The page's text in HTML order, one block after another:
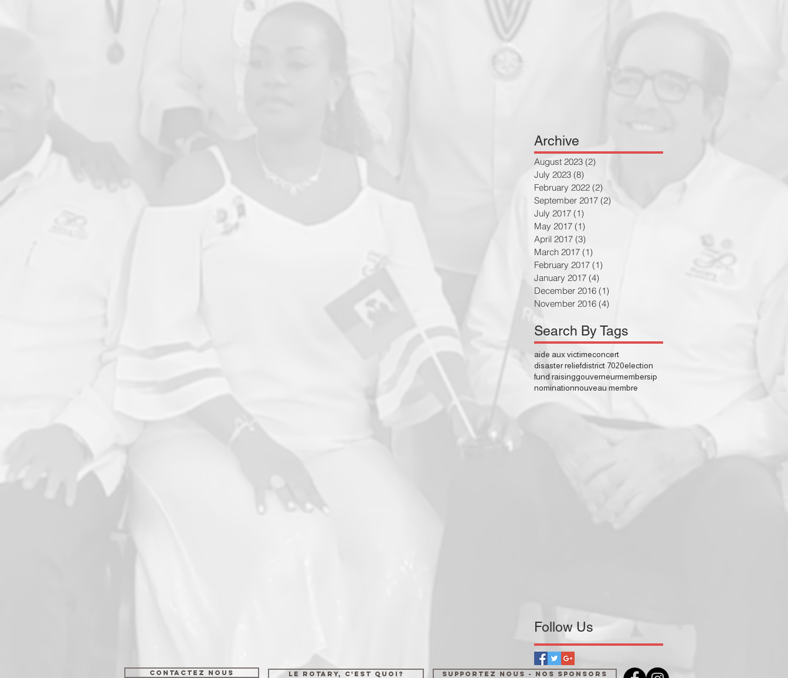
Archive
August 2023 (2)
July 2023 (8)
February 2022 (2)
September 2017 (2)
July 2017 (1)
May 2017 (1)
April 2017 (3)
March 2017 (1)
February 2017 (1)
January 2017 (4)
December 2016 (1)
November 2016 (4)
Search By Tags
aide aux victimeconcert
disaster reliefdistrict 7020election
fund raisinggouverneurmembersip
nominationnouveau membre
Follow Us
CONTACTEZ NOUS LE ROTARY, C'EST QUOI? SUPPORTEZ NOUS - NOS SPONSORS